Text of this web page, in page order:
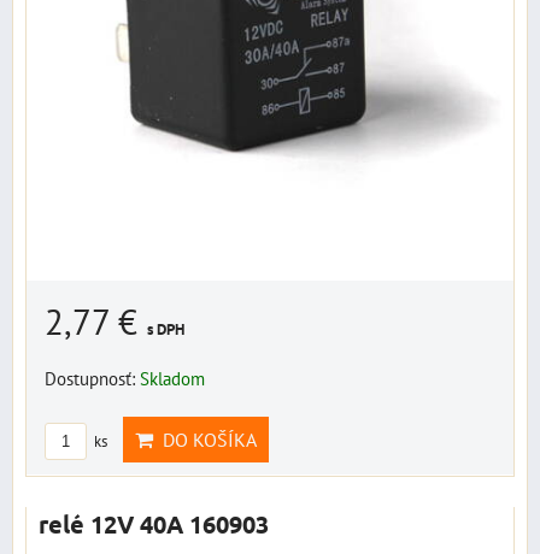
2,77 € s DPH
Dostupnosť: Skladom
ks DO KOŠÍKA
relé 12V 40A 160903